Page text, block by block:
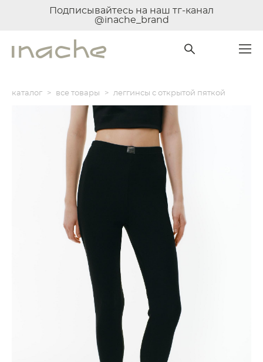
Подписывайтесь на наш тг-канал
@inache_brand
каталог > все товары > леггинсы с открытой пяткой